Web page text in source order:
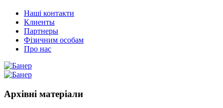
Наші контакти
Клиенты
Партнеры
Фізичним особам
Про нас
Архівні матеріали